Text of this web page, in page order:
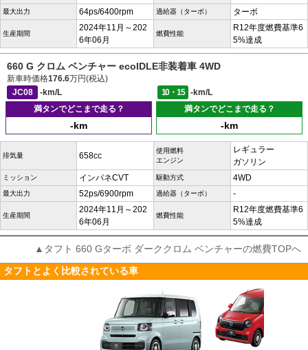
最大出力 64ps/6400rpm 過給器（ターボ） ターボ
生産期間
2024年11月～202
6年06月
燃費性能
R12年度燃費基準6
5%達成
660 G クロム ベンチャー ecoIDLE非装着車 4WD
新車時価格176.6万円(税込)
JC08
-km/L 10・15
-km/L
満タンでどこまで走る？
-km
満タンでどこまで走る？
-km
排気量 658cc
使用燃料
エンジン
レギュラー
ガソリン
ミッション インパネCVT 駆動方式 4WD
最大出力 52ps/6900rpm 過給器（ターボ） -
生産期間
2024年11月～202
6年06月
燃費性能
R12年度燃費基準6
5%達成
▲タフト 660 Gターボ ダーククロム ベンチャーの燃費TOPへ
タフトとよく比較されている車